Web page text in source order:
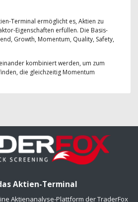
Terminal ermöglicht es, Aktien zu
Eigenschaften erfüllen. Die Basis-
Growth, Momentum, Quality, Safety,
kombiniert werden, um zum
die gleichzeitig Momentum
Aktien-Terminal
Aktienanalyse-Plattform der TraderFox